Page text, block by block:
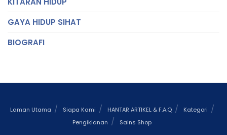
GAYA HIDUP SIHAT
BIOGRAFI
Laman Utama Siapa Kami HANTAR ARTIKEL & F.A.Q
Kategori
Pengiklanan
Sains Shop